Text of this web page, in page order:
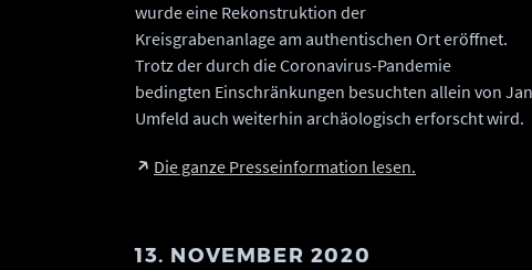
wurde eine Rekonstruktion der
Kreisgrabenanlage am authentischen Ort eröffnet.
Trotz der durch die Coronavirus-Pandemie
bedingten Einschränkungen besuchten allein von
Umfeld auch weiterhin archäologisch erforscht wird.
Die ganze Presseinformation lesen.
13. NOVEMBER 2020